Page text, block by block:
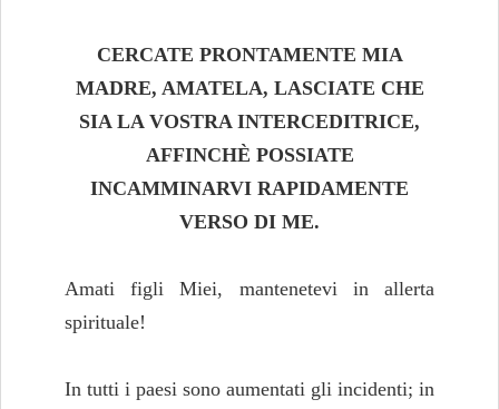
CERCATE PRONTAMENTE MIA
MADRE, AMATELA, LASCIATE CHE
SIA LA VOSTRA INTERCEDITRICE,
AFFINCHÈ POSSIATE
INCAMMINARVI RAPIDAMENTE
VERSO DI ME.
Amati figli Miei, mantenetevi in allerta
spirituale!
In tutti i paesi sono aumentati gli incidenti; in